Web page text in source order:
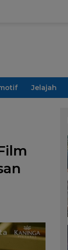
Jelajah